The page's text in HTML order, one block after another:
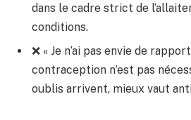
dans le cadre strict de
conditions.
❌ « Je n’ai pas envie de
contraception n’est pas
oublis arrivent, mieux vaut